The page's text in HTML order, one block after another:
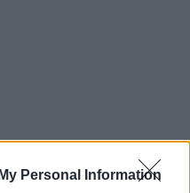
Personal Information